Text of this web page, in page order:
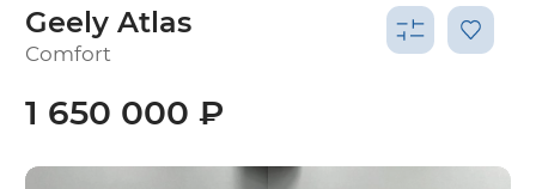
Geely Atlas
Comfort
1 650 000 ₽